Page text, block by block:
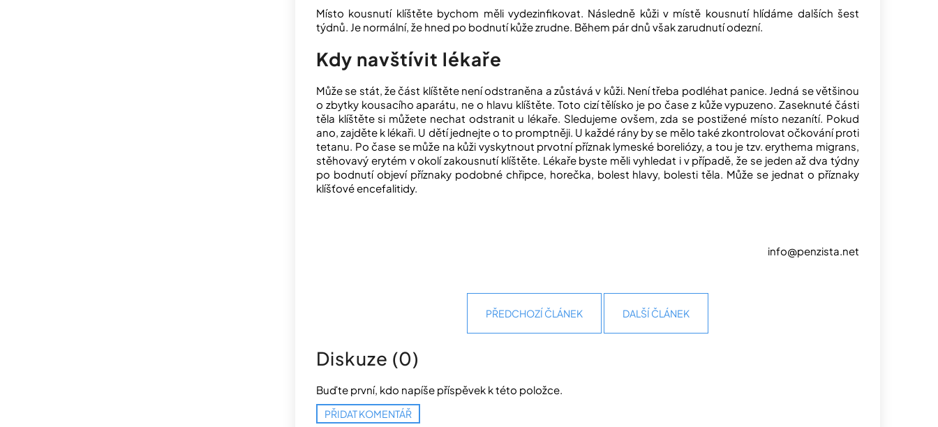
Místo kousnutí klíštěte bychom měli vydezinfikovat. Následně kůži v místě kousnutí hlídáme dalších šest
týdnů. Je normální, že hned po bodnutí kůže zrudne. Během pár dnů však zarudnutí odezní.
Kdy navštívit lékaře
Může se stát, že část klíštěte není odstraněna a zůstává v kůži. Není třeba podléhat panice. Jedná se většinou
o zbytky kousacího aparátu, ne o hlavu klíštěte. Toto cizí tělísko je po čase z kůže vypuzeno. Zaseknuté části
těla klíštěte si můžete nechat odstranit u lékaře. Sledujeme ovšem, zda se postižené místo nezanítí. Pokud
ano, zajděte k lékaři. U dětí jednejte o to promptněji. U každé rány by se mělo také zkontrolovat očkování proti
tetanu. Po čase se může na kůži vyskytnout prvotní příznak lymeské boreliózy, a tou je tzv. erythema migrans,
stěhovavý erytém v okolí zakousnutí klíštěte. Lékaře byste měli vyhledat i v případě, že se jeden až dva týdny
po bodnutí objeví příznaky podobné chřipce, horečka, bolest hlavy, bolesti těla. Může se jednat o příznaky
klíšťové encefalitidy.
info@penzista.net
PŘEDCHOZÍ ČLÁNEK DALŠÍ ČLÁNEK
Diskuze (0)
Buďte první, kdo napíše příspěvek k této položce.
PŘIDAT KOMENTÁŘ